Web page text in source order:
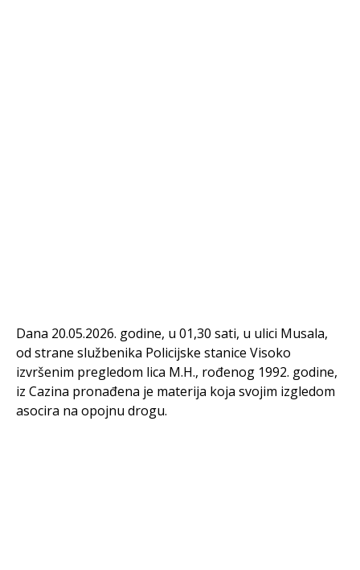
Dana 20.05.2026. godine, u 01,30 sati, u ulici Musala,
od strane službenika Policijske stanice Visoko
izvršenim pregledom lica M.H., rođenog 1992. godine,
iz Cazina pronađena je materija koja svojim izgledom
asocira na opojnu drogu.